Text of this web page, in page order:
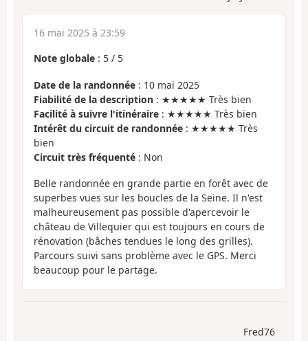
16 mai 2025 à 23:59
Note globale : 5 / 5
Date de la randonnée : 10 mai 2025
Fiabilité de la description : ★★★★★ Très bien
Facilité à suivre l'itinéraire : ★★★★★ Très bien
Intérêt du circuit de randonnée : ★★★★★ Très
bien
Circuit très fréquenté : Non
Belle randonnée en grande partie en forêt avec de
superbes vues sur les boucles de la Seine. Il n'est
malheureusement pas possible d'apercevoir le
château de Villequier qui est toujours en cours de
rénovation (bâches tendues le long des grilles).
Parcours suivi sans problème avec le GPS. Merci
beaucoup pour le partage.
Fred76